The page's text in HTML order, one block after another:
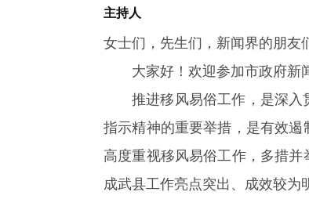
主持人
女士们，先生们，新闻界的朋友
大家好！欢迎参加市政府新
推进移风易俗工作，是深
指示精神的重要举措，是有效
高度重视移风易俗工作，多措并
成武县工作亮点突出、成效较为